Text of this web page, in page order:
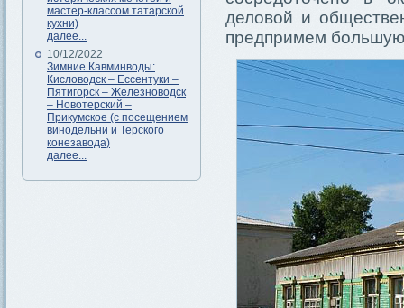
мастер-классом татарской
кухни)
далее...
10/12/2022
Зимние Кавминводы:
Кисловодск – Ессентуки –
Пятигорск – Железноводск
– Новотерский –
Прикумское (с посещением
винодельни и Терского
конезавода)
далее...
деловой и
предпримем большую